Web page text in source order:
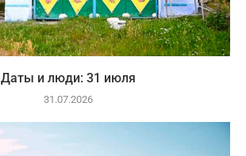
Даты и люди: 31 июля
31.07.2026